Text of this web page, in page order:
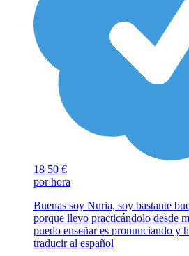
18 50 €
por hora
Buenas soy Nuria, soy bastante
porque llevo practicándolo desde
puedo enseñar es pronunciando y
traducir al español